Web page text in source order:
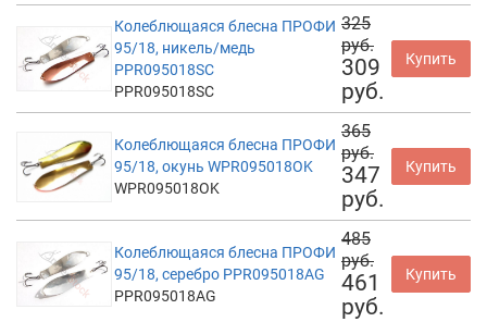
Колеблющаяся блесна ПРОФИ
95/18, никель/медь
PPR095018SC
PPR095018SC
325
руб.
309
руб.
Купить
Колеблющаяся блесна ПРОФИ
95/18, окунь WPR095018OK
WPR095018OK
365
руб.
347
руб.
Купить
Колеблющаяся блесна ПРОФИ
95/18, серебро PPR095018AG
PPR095018AG
485
руб.
461
руб.
Купить